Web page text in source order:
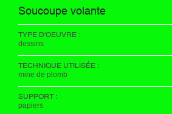
Soucoupe volante
TYPE D'OEUVRE :
dessins
TECHNIQUE UTILISÉE :
mine de plomb
SUPPORT :
papiers